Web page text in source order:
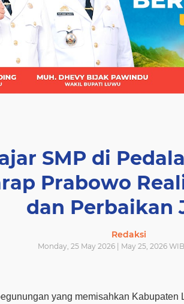
(9) (7)
SMP di
Prabowo
dan Perbaikan
Redaksi
Monday, 25 May 2026 | May 25, 2026
yang memisahkan Kabupaten